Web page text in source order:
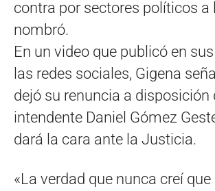
contra por sectores políticos a
nombró.
En un video que publicó en
las redes sociales, Gigena
dejó su renuncia a disposición
intendente Daniel Gómez
dará la cara ante la Justicia.
«La verdad que nunca creí